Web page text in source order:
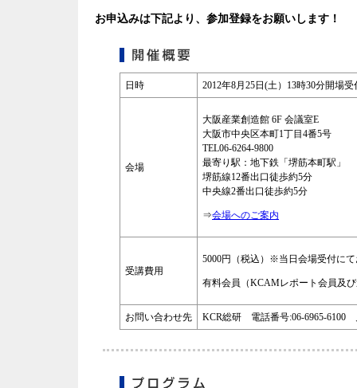
お申込みは下記より、参加登録をお願いします！
日時 2012年8月25日(土）13時30分開場
会場
大阪産業創造館 6F 会議室E
大阪市中央区本町1丁目4番5号
TEL06-6264-9800
最寄り駅：地下鉄「堺筋本町駅」
堺筋線12番出口徒歩約5分
中央線2番出口徒歩約5分
⇒会場へのご案内
受講費用
5000円（税込）※当日会場受付に
有料会員（KCAMレポート会員及
お問い合わせ先 KCR総研 電話番号:06-6965-6100